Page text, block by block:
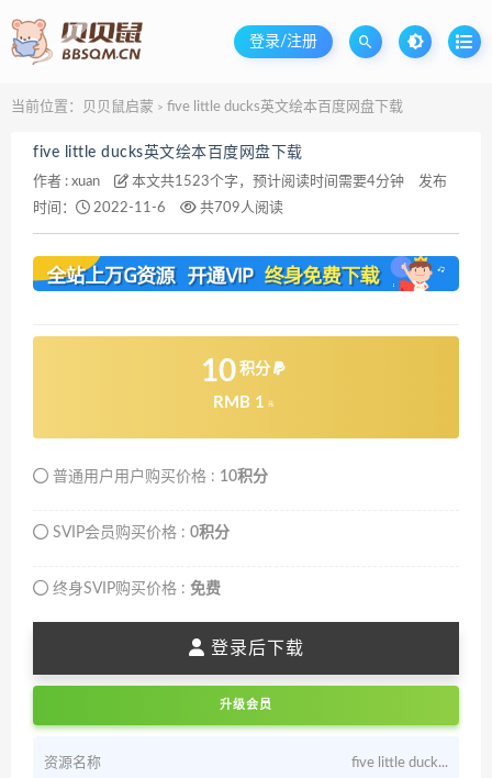
登录/注册
当前位置： 贝贝鼠启蒙 > five little ducks英文绘本百度网盘下载
five little ducks英文绘本百度网盘下载
作者 : xuan 本文共1523个字，预计阅读时间需要4分钟
发布
时间：
2022-11-6 共709人阅读
10 积分
RMB 1 元
普通用户用户购买价格 : 10积分
SVIP会员购买价格 : 0积分
终身SVIP购买价格 : 免费
登录后下载
升级会员
资源名称 five little duck...